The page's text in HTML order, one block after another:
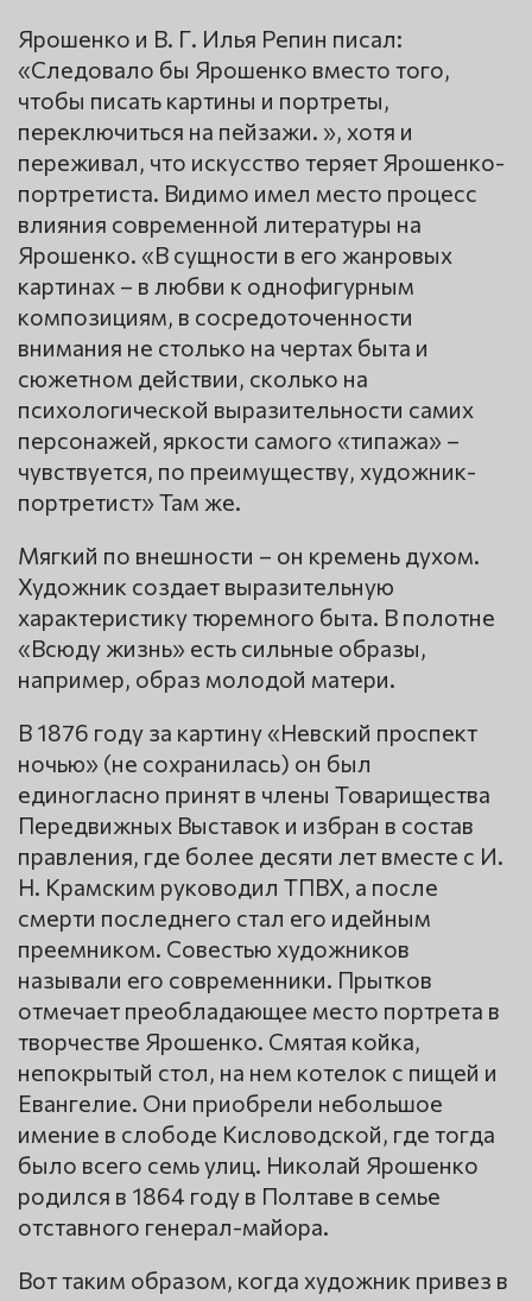
Ярошенко и В. Г. Илья Репин писал:
«Следовало бы Ярошенко вместо того,
чтобы писать картины и портреты,
переключиться на пейзажи. », хотя и
переживал, что искусство теряет Ярошенко-
портретиста. Видимо имел место процесс
влияния современной литературы на
Ярошенко. «В сущности в его жанровых
картинах – в любви к однофигурным
композициям, в сосредоточенности
внимания не столько на чертах быта и
сюжетном действии, сколько на
психологической выразительности самих
персонажей, яркости самого «типажа» –
чувствуется, по преимуществу, художник-
портретист» Там же.
Мягкий по внешности – он кремень духом.
Художник создает выразительную
характеристику тюремного быта. В полотне
«Всюду жизнь» есть сильные образы,
например, образ молодой матери.
В 1876 году за картину «Невский проспект
ночью» (не сохранилась) он был
единогласно принят в члены Товарищества
Передвижных Выставок и избран в состав
правления, где более десяти лет вместе с И.
Н. Крамским руководил ТПВХ, а после
смерти последнего стал его идейным
преемником. Совестью художников
называли его современники. Прытков
отмечает преобладающее место портрета в
творчестве Ярошенко. Смятая койка,
непокрытый стол, на нем котелок с пищей и
Евангелие. Они приобрели небольшое
имение в слободе Кисловодской, где тогда
было всего семь улиц. Николай Ярошенко
родился в 1864 году в Полтаве в семье
отставного генерал-майора.
Вот таким образом, когда художник привез в